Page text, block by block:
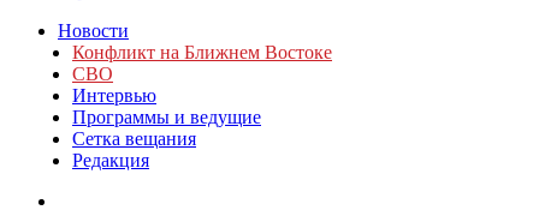
Новости
Конфликт на Ближнем Востоке
СВО
Интервью
Программы и ведущие
Сетка вещания
Редакция